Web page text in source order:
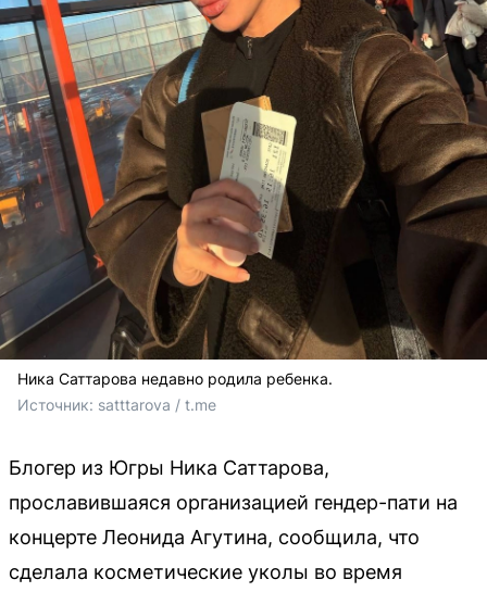
Ника Саттарова недавно родила ребенка.
Источник: satttarova / t.me
Блогер из Югры Ника Саттарова,
прославившаяся организацией гендер-пати на
концерте Леонида Агутина, сообщила, что
сделала косметические уколы во время